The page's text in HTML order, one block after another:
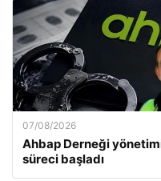
07/08/2026
Ahbap Derneği
süreci başladı